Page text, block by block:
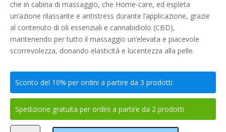
che in cabina di massaggio, che Home-care, ed espleta
un’azione rilassante e antistress durante l’applicazione, grazie
al contenuto di oli essenziali e cannabidiolo (CBD),
mantenendo per tutto il massaggio un’elevata e piacevole
scorrevolezza, donando elasticità e lucentezza alla pelle.
Sconto del 10% per ordini a partire da 3 prodotti
Spedizione gratuita per ordini a partire da 2 prodotti